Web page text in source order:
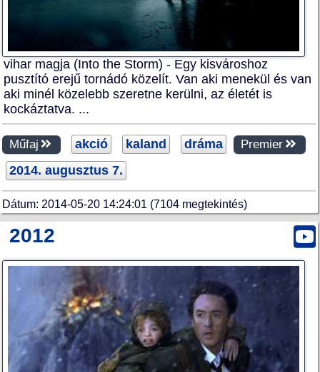
vihar magja (Into the Storm) - Egy kisvároshoz
pusztító erejű tornádó közelít. Van aki menekül és van
aki minél közelebb szeretne kerülni, az életét is
kockáztatva. ...
Műfaj akció kaland dráma Premier
2014. augusztus 7.
Dátum: 2014-05-20 14:24:01 (7104 megtekintés)
2012